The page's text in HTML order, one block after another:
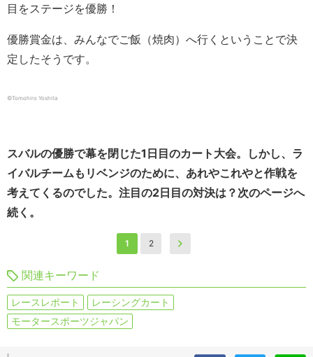
目をステージを優勝！
優勝賞金は、みんなでご飯（焼肉）へ行くということで決
定したそうです。
©︎Tomohiro Yoshita
スバルの優勝で幕を閉じた1日目のカート大会。しかし、ラ
イバルチームもリベンジのために、あれやこれやと作戦を
考えてくるのでした。注目の2日目の対決は？次のページへ
続く。
1 2
関連キーワード
レースレポート
レーシングカート
モータースポーツジャパン